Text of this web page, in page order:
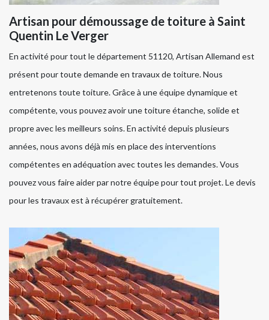
Artisan pour démoussage de toiture à Saint
Quentin Le Verger
En activité pour tout le département 51120, Artisan Allemand est
présent pour toute demande en travaux de toiture. Nous
entretenons toute toiture. Grâce à une équipe dynamique et
compétente, vous pouvez avoir une toiture étanche, solide et
propre avec les meilleurs soins. En activité depuis plusieurs
années, nous avons déjà mis en place des interventions
compétentes en adéquation avec toutes les demandes. Vous
pouvez vous faire aider par notre équipe pour tout projet. Le devis
pour les travaux est à récupérer gratuitement.